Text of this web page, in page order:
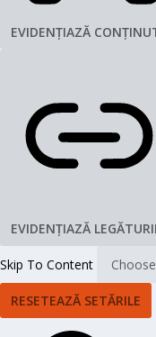
EVIDENȚIAZĂ
EVIDENȚIAZĂ
Skip To Content
RESETEAZĂ SETĂRILE